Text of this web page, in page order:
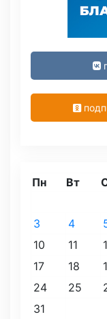
Пн Вт
3
4
10
11
17
18
24
25
31